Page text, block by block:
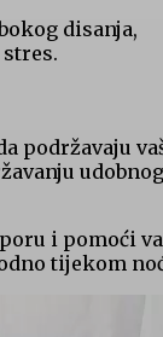
disanja,
podržavaju
udobnog
i pomoći
tijekom